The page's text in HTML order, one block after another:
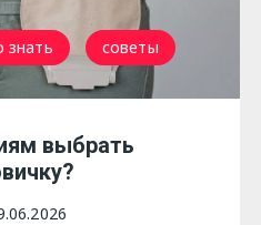
знать советы
выбрать